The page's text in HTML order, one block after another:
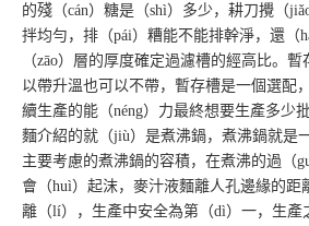
的殘（cán）糖是（shì）多少，耕刀攪（
拌均勻，排（pái）糟能不能排幹淨，還（
（zāo）層的厚度確定過濾槽的經高比。
以帶升溫也可以不帶，暫存槽是一個選配
續生產的能（néng）力最終想要生產多少
麵介紹的就（jiù）是煮沸鍋，煮沸鍋就是
主要考慮的煮沸鍋的容積，在煮沸的過（
會（huì）起沫，麥汁液麵離人孔邊緣的距
離（lí），生產中安全為第（dì）一，生產